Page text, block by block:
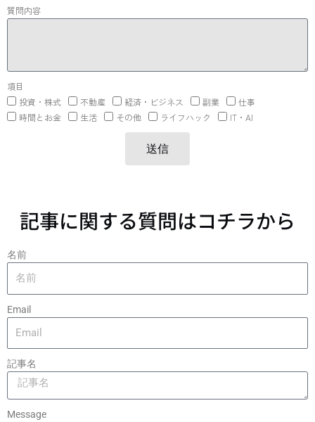
質問内容
項目
投資・株式
不動産 経済・ビジネス 副業
仕事
時間とお金
生活 その他 ライフハック IT・AI
送信
記事に関する質問はコチラから
名前
Email
記事名
Message